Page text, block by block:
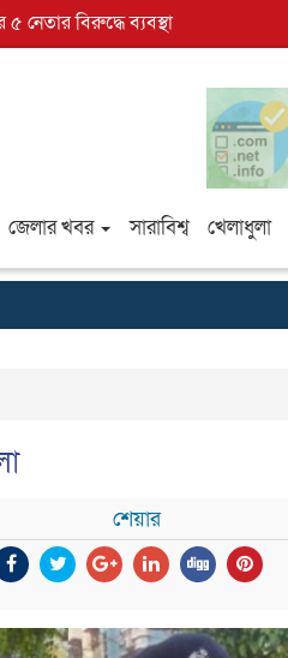
নেতার বিরুদ্ধে ব্যবস্থা
জেলার খবর সারাবিশ্ব খেলাধুলা
শেয়ার